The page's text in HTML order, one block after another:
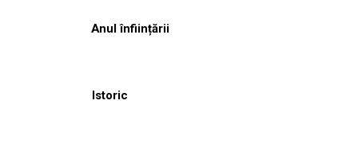
Anul înființării
Istoric